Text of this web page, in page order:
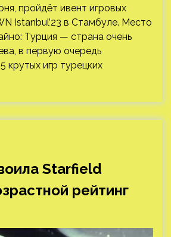
пройдёт ивент игровых
Istanbul’23 в Стамбуле. Место
Турция — страна очень
в первую очередь
крутых игр турецких
Starfield
рейтинг